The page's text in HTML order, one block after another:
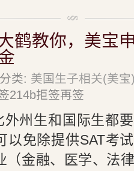
鹤教你，美宝
类: 美国生子相关(美宝
214b拒签再签
外州生和国际生都
以免除提供SAT考
（金融、医学、法